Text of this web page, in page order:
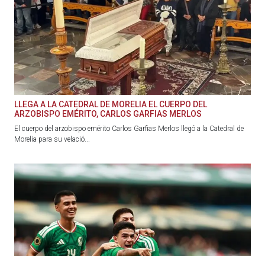
LLEGA A LA CATEDRAL DE MORELIA EL CUERPO DEL
ARZOBISPO EMÉRITO, CARLOS GARFIAS MERLOS
El cuerpo del arzobispo emérito Carlos Garfias Merlos llegó a la Catedral de
Morelia para su velació...